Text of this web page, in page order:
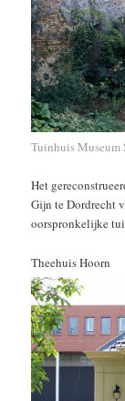
Tuinhuis Museum
Het
Gijn te Dordrecht
oorspronkelijke
Theehuis Hoorn